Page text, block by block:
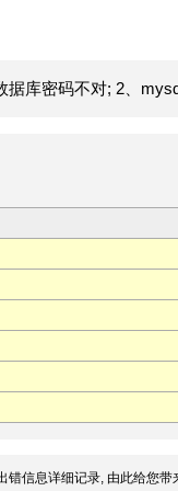
库密码不对; 2、
错信息详细记录, 由此给您带